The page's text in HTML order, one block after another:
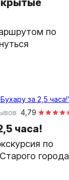
по
4,79
часа!
по
города